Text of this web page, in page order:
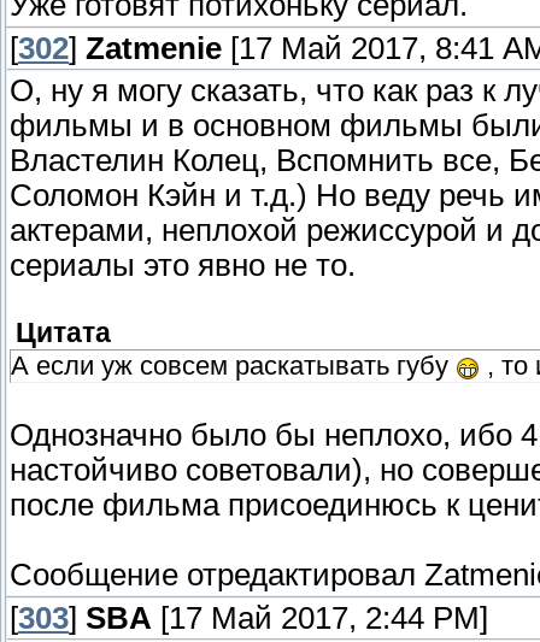
[302] Zatmenie [17 Май 2017, 8:41
О, ну я могу сказать, что как раз к
фильмы и в основном фильмы
Властелин Колец, Вспомнить все,
Соломон Кэйн и т.д.) Но веду речь
актерами, неплохой режиссурой и
сериалы это явно не то.
Цитата
А если уж совсем раскатывать губу
, то
Однозначно было бы неплохо, ибо
настойчиво советовали), но
после фильма присоединюсь к
Сообщение отредактировал
[303] SBA [17 Май 2017, 2:44 PM]